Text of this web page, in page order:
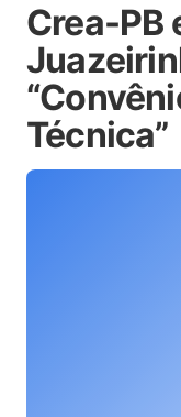
Crea-PB
Técnica”